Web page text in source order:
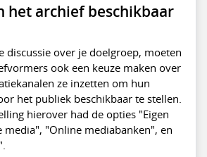
het archief beschikbaar
discussie over je doelgroep, moeten
ook een keuze maken over
ze inzetten om hun
het publiek beschikbaar te stellen.
hierover had de opties "Eigen
media", "Online mediabanken", en